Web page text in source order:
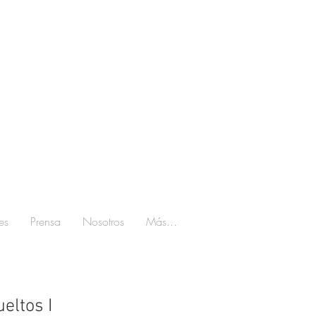
Prensa Nosotros Más...
I